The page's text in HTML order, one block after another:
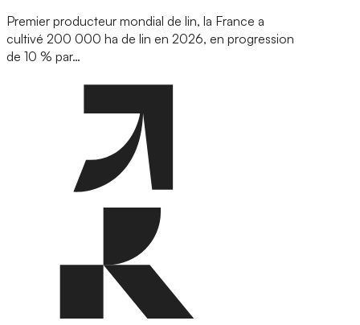
Premier producteur mondial de lin, la France a
cultivé 200 000 ha de lin en 2026, en progression
de 10 % par…